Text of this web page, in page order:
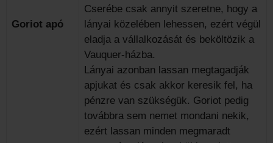
Goriot apó
Cserébe csak annyit szeretne, hogy a
lányai közelében lehessen, ezért végül
eladja a vállalkozását és beköltözik a
Vauquer-házba.
Lányai azonban lassan megtagadják
apjukat és csak akkor keresik fel, ha
pénzre van szükségük. Goriot pedig
továbbra sem nemet mondani nekik,
ezért lassan minden megmaradt